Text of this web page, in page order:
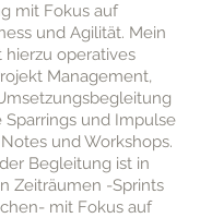
mit Fokus auf
und Agilität. Mein
operatives
Management,
und Impulse
und Workshops.
Begleitung ist in
Zeiträumen -Sprints
mit Fokus auf